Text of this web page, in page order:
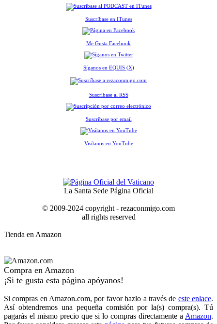
Suscríbase en ITunes
Me Gusta Facebook
Síganos en EQUIS (X)
Suscríbase al RSS
Suscríbase por email
Visítanos en YouTube
La Santa Sede Página Oficial
© 2009-2024 copyright - rezaconmigo.com
all rights reserved
Tienda en Amazon
Compra en Amazon
¡Si te gusta esta página apóyanos!
Si compras en Amazon.com, por favor hazlo a través de este enlace.
Así obtendremos una pequeña comisión por la(s) compra(s). Tú
pagarás el mismo precio que si lo compras directamente a Amazon.